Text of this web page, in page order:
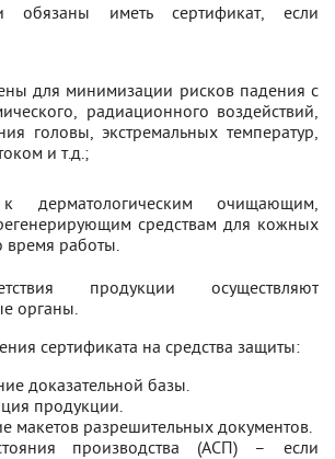
обязаны иметь сертификат, если
для минимизации рисков падения с
радиационного воздействий,
головы, экстремальных температур,
и т.д.;
к дерматологическим очищающим,
средствам для кожных
время работы.
продукции осуществляют
органы.
сертификата на средства защиты:
доказательной базы.
продукции.
макетов разрешительных документов.
производства (АСП) – если